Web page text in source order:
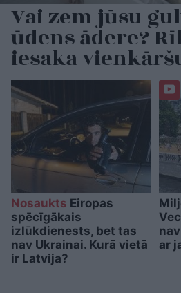
Vai zem jūsu
ūdens ādere?
iesaka
Nosaukts Eiropas
spēcīgākais
izlūkdienests, bet tas
nav Ukrainai. Kurā vietā
ir Latvija?
ar